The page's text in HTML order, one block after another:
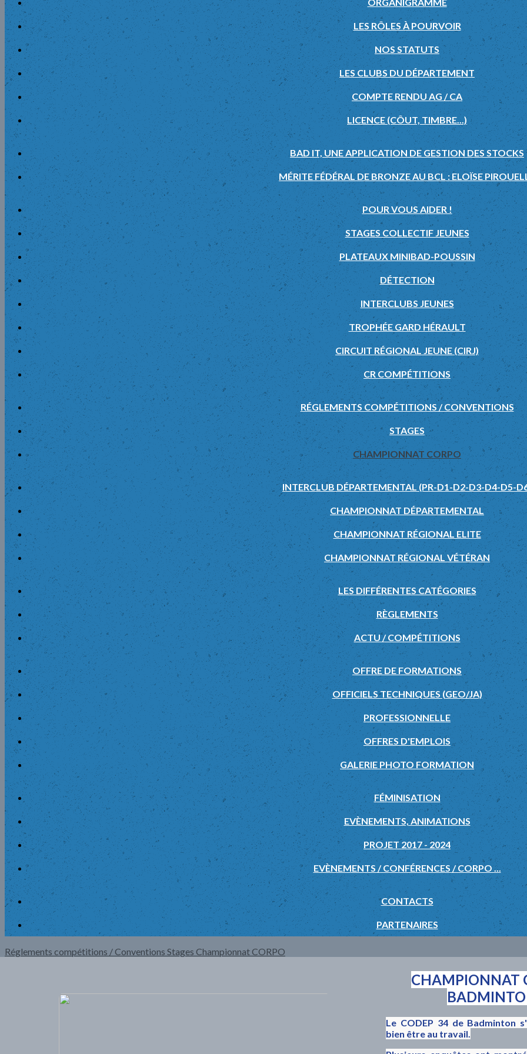
LES RÔLES À POURVOIR
NOS STATUTS
LES CLUBS DU DÉPARTEMENT
COMPTE RENDU AG / CA
LICENCE (CÔUT, TIMBRE...)
BAD IT, UNE APPLICATION DE GESTION DES STOCKS
MÉRITE FÉDÉRAL DE BRONZE AU BCL : ELOÏSE
POUR VOUS AIDER !
STAGES COLLECTIF JEUNES
PLATEAUX MINIBAD-POUSSIN
DÉTECTION
INTERCLUBS JEUNES
TROPHÉE GARD HÉRAULT
CIRCUIT RÉGIONAL JEUNE (CIRJ)
CR COMPÉTITIONS
RÉGLEMENTS COMPÉTITIONS / CONVENTIONS
STAGES
CHAMPIONNAT CORPO
INTERCLUB DÉPARTEMENTAL (PR-D1-D2-D3-D4-D5-
CHAMPIONNAT DÉPARTEMENTAL
CHAMPIONNAT RÉGIONAL ELITE
CHAMPIONNAT RÉGIONAL VÉTÉRAN
LES DIFFÉRENTES CATÉGORIES
RÈGLEMENTS
ACTU / COMPÉTITIONS
OFFRE DE FORMATIONS
OFFICIELS TECHNIQUES (GEO/JA)
PROFESSIONNELLE
OFFRES D'EMPLOIS
GALERIE PHOTO FORMATION
FÉMINISATION
EVÈNEMENTS, ANIMATIONS
PROJET 2017 - 2024
EVÈNEMENTS / CONFÉRENCES / CORPO ...
CONTACTS
PARTENAIRES
Réglements compétitions / Conventions Stages Championnat CORPO
CHAMPIONNAT
Le CODEP 34 de Badminton
bien être au travail.